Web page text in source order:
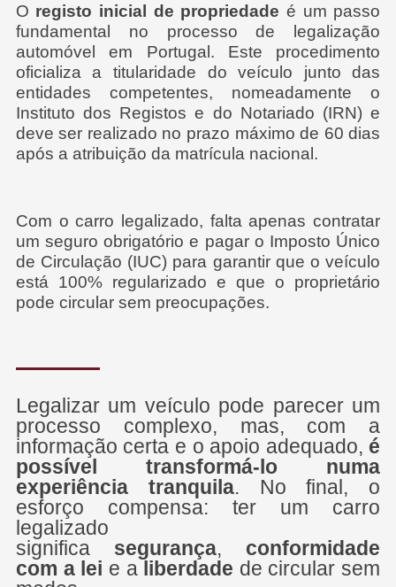
O registo inicial de propriedade é um passo
fundamental no processo de legalização
automóvel em Portugal. Este procedimento
oficializa a titularidade do veículo junto das
entidades competentes, nomeadamente o
Instituto dos Registos e do Notariado (IRN) e
deve ser realizado no prazo máximo de 60 dias
após a atribuição da matrícula nacional.
Com o carro legalizado, falta apenas contratar
um seguro obrigatório e pagar o Imposto Único
de Circulação (IUC) para garantir que o veículo
está 100% regularizado e que o proprietário
pode circular sem preocupações.
Legalizar um veículo pode parecer um
processo complexo, mas, com a
informação certa e o apoio adequado, é
possível transformá-lo numa
experiência tranquila. No final, o
esforço compensa: ter um carro
legalizado
significa segurança, conformidade
com a lei e a liberdade de circular sem